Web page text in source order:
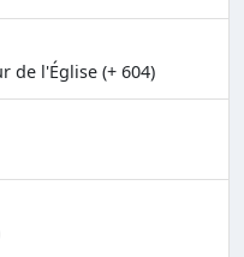
de l'Église (+ 604)